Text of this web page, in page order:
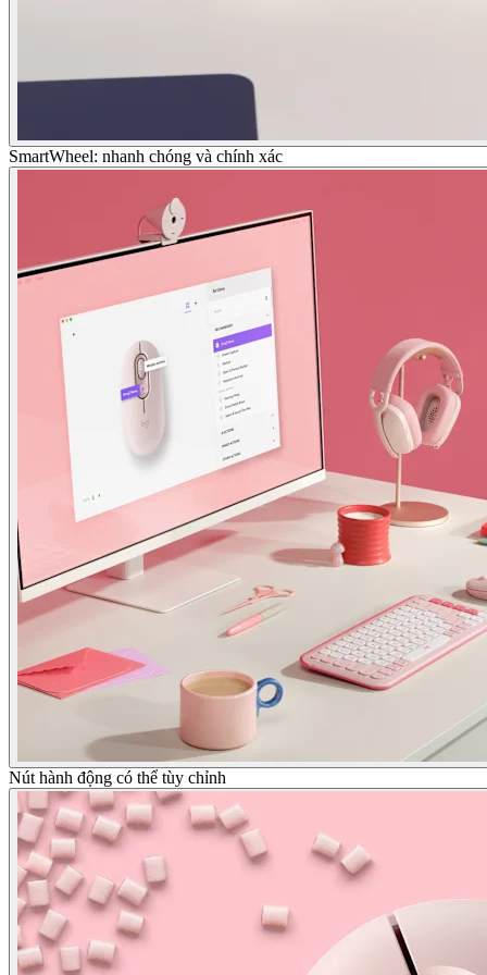
SmartWheel: nhanh chóng và chính xác
Nút hành động có thể tùy chỉnh